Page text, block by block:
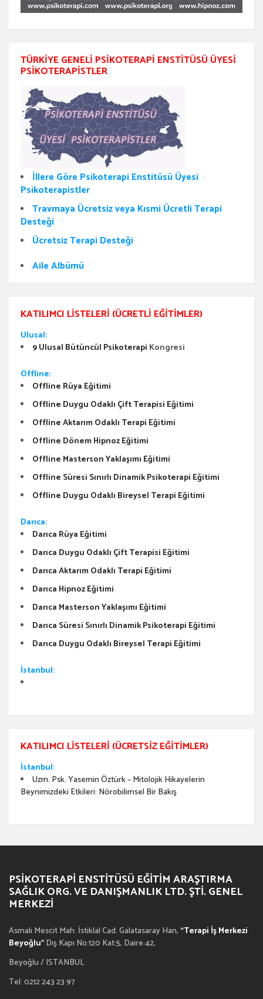
TÜRKIYE GENELI PSIKOTERAPI ENSTITÜSÜ ÜYESI
PSIKOTERAPISTLER
İllere Göre Psikoterapi Enstitüsü Üyesi
Psikoterapistler
Travmaya Ücretsiz veya Kısmi Ücretli Terapi
Desteği
Ücretsiz Terapi Desteği
Aile Albümü
KATILIMCI LISTELERI (ÜCRETLI EĞITIMLER)
Ulusal:
9 Ulusal Bütüncül Psikoterapi Kongresi
Offline:
Offline Rüya Eğitimi
Offline Duygu Odaklı Çift Terapisi Eğitimi
Offline Aktarım Odaklı Terapi Eğitimi
Offline Dönem Hipnoz Eğitimi
Offline Masterson Yaklaşımı Eğitimi
Offline Süresi Sınırlı Dinamik Psikoterapi Eğitimi
Offline Duygu Odaklı Bireysel Terapi Eğitimi
Darıca:
Darıca Rüya Eğitimi
Darıca Duygu Odaklı Çift Terapisi Eğitimi
Darıca Aktarım Odaklı Terapi Eğitimi
Darıca Hipnoz Eğitimi
Darıca Masterson Yaklaşımı Eğitimi
Darıca Süresi Sınırlı Dinamik Psikoterapi Eğitimi
Darıca Duygu Odaklı Bireysel Terapi Eğitimi
İstanbul:
KATILIMCI LISTELERI (ÜCRETSIZ EĞITIMLER)
İstanbul:
Uzm. Psk. Yasemin Öztürk – Mitolojik Hikayelerin
Beynimizdeki Etkileri: Nörobilimsel Bir Bakış
PSIKOTERAPI ENSTITÜSÜ EĞITIM ARAŞTIRMA
SAĞLIK ORG. VE DANIŞMANLIK LTD. ŞTI. GENEL
MERKEZI
Asmalı Mescit Mah. İstiklal Cad. Galatasaray Han, “Terapi İş Merkezi
Beyoğlu”Dış Kapı No:120 Kat:5, Daire:42,
Beyoğlu / ISTANBUL
Tel: 0212 243 23 97